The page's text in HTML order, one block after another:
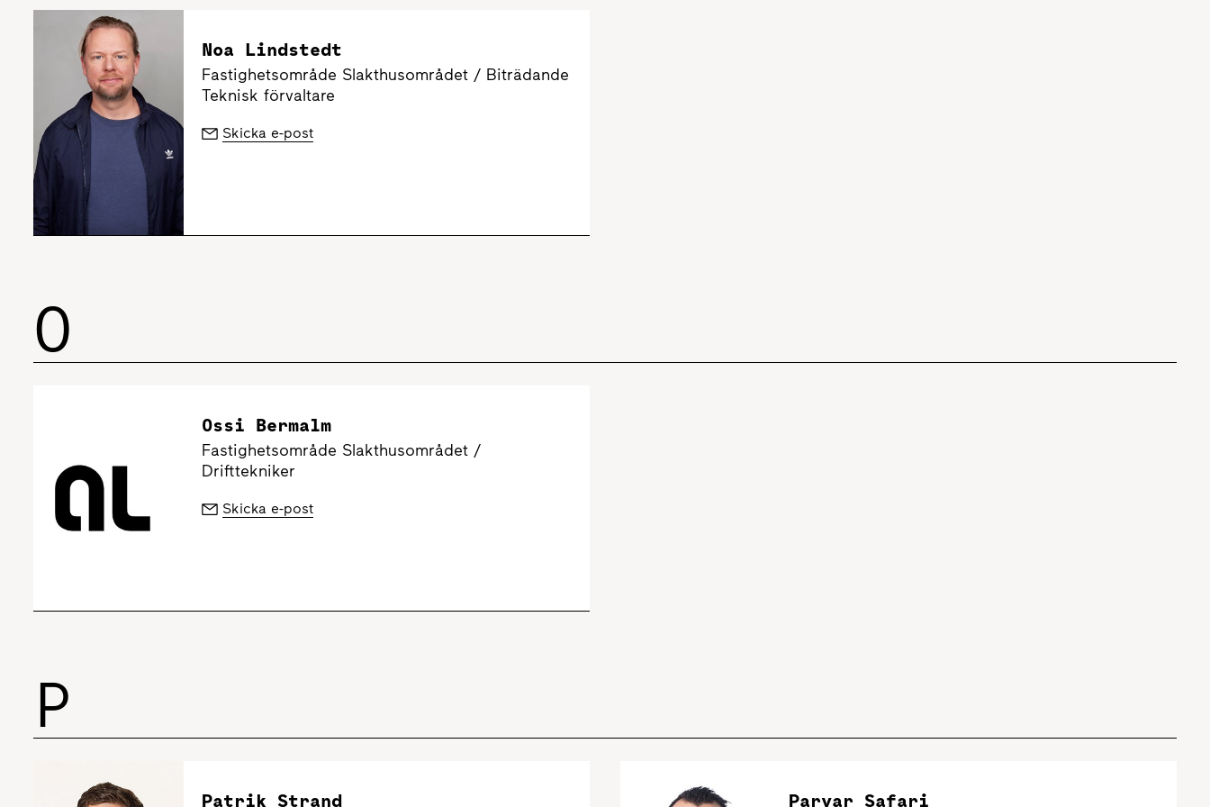
Noa Lindstedt
Fastighetsområde Slakthusområdet / Biträdande
Teknisk förvaltare
Skicka e-post
O
Ossi Bermalm
Fastighetsområde Slakthusområdet /
Drifttekniker
Skicka e-post
P
Patrik Strand Parvar Safari